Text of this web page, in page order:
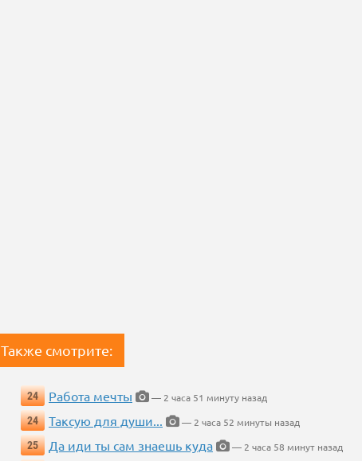
Также смотрите:
24 Работа мечты
— 2 часа 51 минуту назад
24
Таксую для души...
— 2 часа 52 минуты назад
25
Да иди ты сам знаешь куда
— 2 часа 58 минут назад